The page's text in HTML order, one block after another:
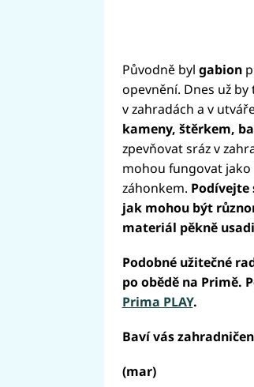
Původně byl gabion
opevnění. Dnes už
v zahradách a v
kameny, štěrkem,
zpevňovat sráz v
mohou fungovat jako
záhonkem. Podívejte
jak mohou být
materiál pěkně
Podobné užitečné
po obědě na Primě.
Prima PLAY.
Baví vás
(mar)